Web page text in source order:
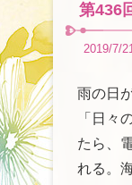
第436
2019/7/
雨の日
「日々
たら、
れる。